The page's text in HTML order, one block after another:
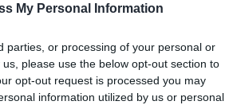
My Personal Information
parties, or processing of your personal or
please use the below opt-out section to
opt-out request is processed you may
information utilized by us or personal